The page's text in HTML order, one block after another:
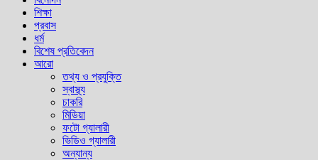
শিক্ষা
প্রবাস
ধর্ম
বিশেষ প্রতিবেদন
আরো
তথ্য ও প্রযুক্তি
স্বাস্থ্য
চাকরি
মিডিয়া
ফটো গ্যালারী
ভিডিও গ্যালারী
অন্যান্য